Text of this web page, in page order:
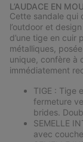
L’AUDACE EN
Cette sandale qui
l’outdoor et
d’une tige en cuir
métalliques,
unique, confère à
immédiatement
TIGE : Tige
fermeture
brides.
SEMELLE
avec